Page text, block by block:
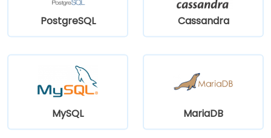
PostgreSQL Cassandra
MySQL MariaDB